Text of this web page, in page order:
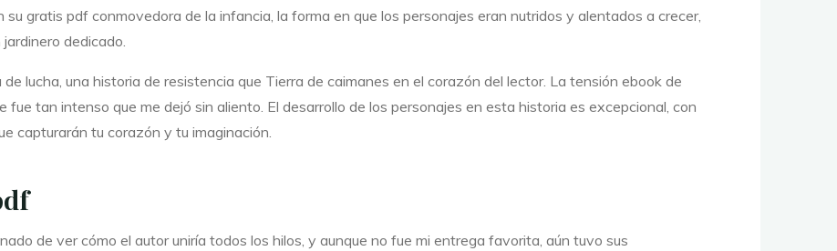
su gratis pdf conmovedora de la infancia, la forma en que los personajes eran nutridos y alentados a crecer,
dedicado.
lucha, una historia de resistencia que Tierra de caimanes en el corazón del lector. La tensión ebook de
fue tan intenso que me dejó sin aliento. El desarrollo de los personajes en esta historia es excepcional, con
capturarán tu corazón y tu imaginación.
de ver cómo el autor uniría todos los hilos, y aunque no fue mi entrega favorita, aún tuvo sus